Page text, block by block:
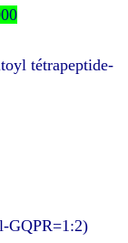
tétrapeptide-
GQPR=1:2)